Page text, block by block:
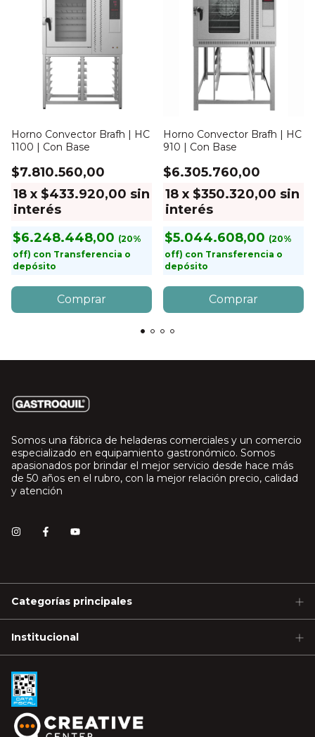
Horno Convector Brafh | HC
1100 | Con Base
$7.810.560,00
18 x $433.920,00 sin
interés
$6.248.448,00
con Transferencia o
depósito
Horno Convector Brafh | HC
910 | Con Base
$6.305.760,00
18 x $350.320,00 sin
interés
$5.044.608,00
con Transferencia o
depósito
Somos una fábrica de heladeras comerciales y un comercio
especializado en equipamiento gastronómico. Somos
apasionados por brindar el mejor servicio desde hace más
de 50 años en el rubro, con la mejor relación precio, calidad
y atención
Categorías principales
Institucional